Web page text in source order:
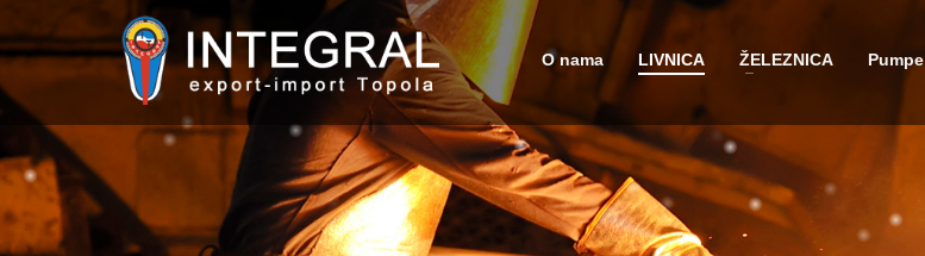
O nama LIVNICA ŽELEZNICA Pumpe